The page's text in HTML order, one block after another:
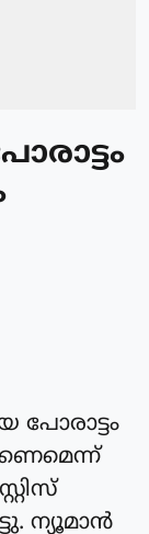
പോരാട്ടം
ന്യൂമാൻ